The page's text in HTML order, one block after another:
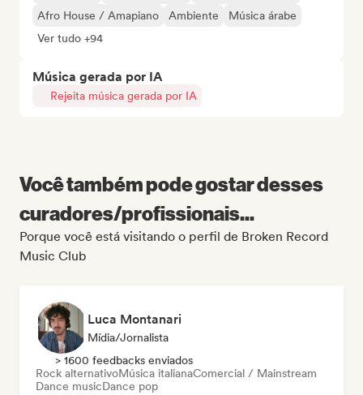
Afro House / Amapiano
Ambiente
Música árabe
Ver tudo +94
Música gerada por IA
Rejeita música gerada por IA
Você também pode gostar desses
curadores/profissionais...
Porque você está visitando o perfil de Broken Record
Music Club
Luca Montanari
Mídia/Jornalista
> 1600 feedbacks enviados
Rock alternativoMúsica italianaComercial / Mainstream
Dance musicDance pop